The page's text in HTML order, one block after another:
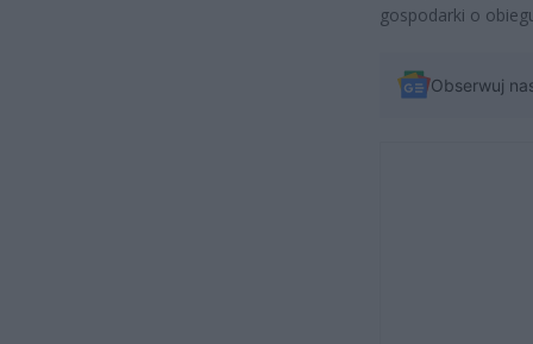
gospodarki o
Obserwuj